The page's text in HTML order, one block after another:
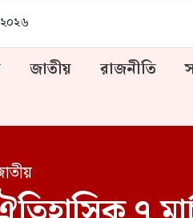
জাতীয় রাজনীতি